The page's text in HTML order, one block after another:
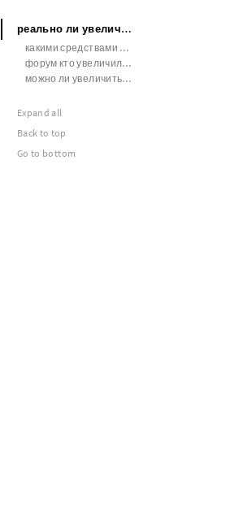
реально ли увеличить половой член
какими средствами можно увеличить член
форум кто увеличил член экстендером
можно ли увеличить член гелем
Expand all
Back to top
Go to bottom